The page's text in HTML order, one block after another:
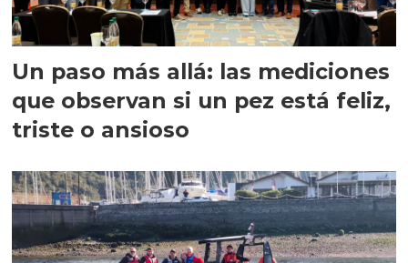
Un paso más allá: las mediciones
que observan si un pez está feliz,
triste o ansioso